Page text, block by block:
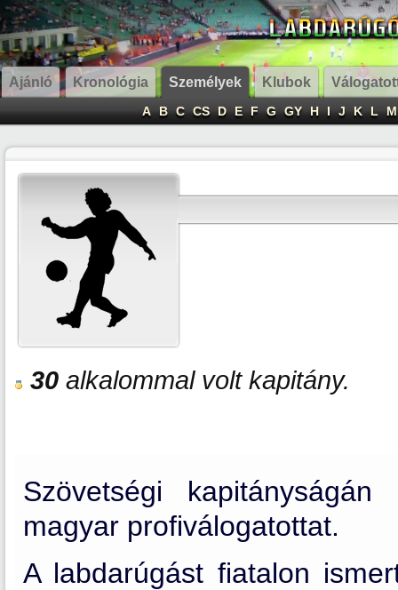
Ajánló Kronológia Személyek Klubok
A B C CS D E F G GY H I J K L M
30 alkalommal volt kapitány.
Szövetségi
magyar profiválogatottat.
A labdarúgást fiatalon